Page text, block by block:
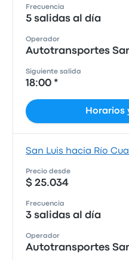
Frecuencia
5 salidas al día
Operador
Autotransportes
Siguiente salida
18:00 *
Horarios
San Luis hacia Río
Precio desde
$ 25.034
Frecuencia
3 salidas al día
Operador
Autotransportes